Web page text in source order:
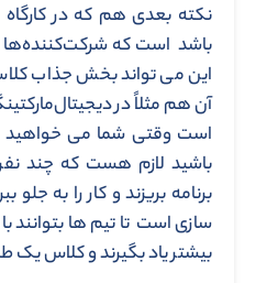
نکته بعدی هم که در
باشد است که شرکت‌کننده‌ها
این می تواند بخش جذاب
آن هم مثلاً در
است وقتی شما می خواهید
باشید لازم هست که چند
برنامه بریزند و کار را به جلو
سازی است تا تیم ها
بیشتر یاد بگیرند و کلاس یک